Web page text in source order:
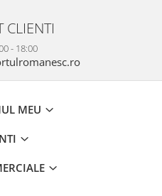
CLIENTI
- 18:00
MEU